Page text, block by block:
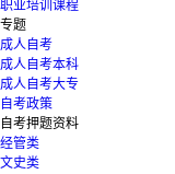
职业培训课程
专题
成人自考
成人自考本科
成人自考大专
自考政策
自考押题资料
经管类
文史类